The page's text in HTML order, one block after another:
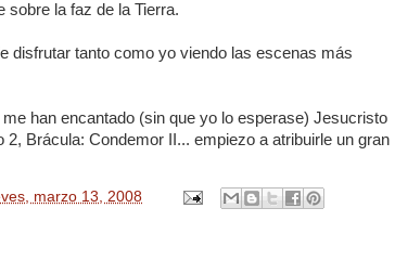
sobre la faz de la Tierra.
disfrutar tanto como yo viendo las escenas más
han encantado (sin que yo lo esperase) Jesucristo
2, Brácula: Condemor II... empiezo a atribuirle un gran
marzo 13, 2008